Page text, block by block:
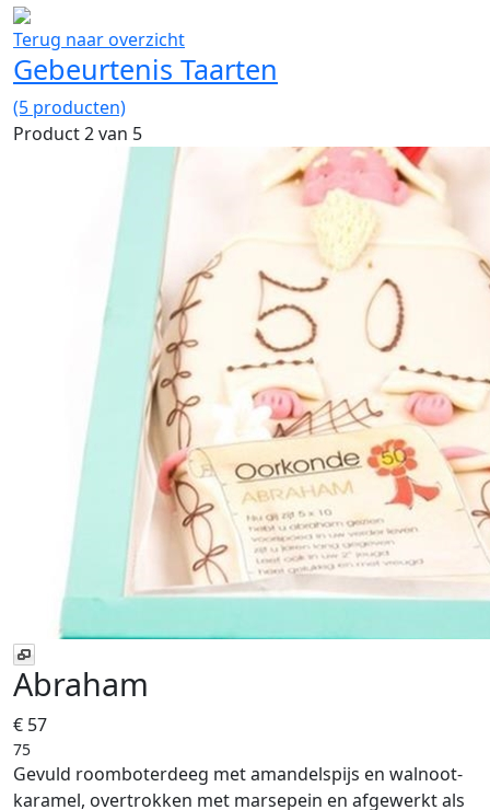
Terug naar overzicht
Gebeurtenis Taarten
(5 producten)
Product 2 van 5
Abraham
€ 57
75
Gevuld roomboterdeeg met amandelspijs en walnoot-
karamel, overtrokken met marsepein en afgewerkt als